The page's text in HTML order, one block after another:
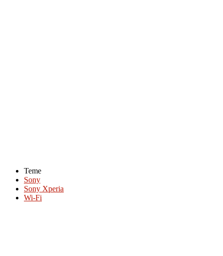
Teme
Sony
Sony Xperia
Wi-Fi